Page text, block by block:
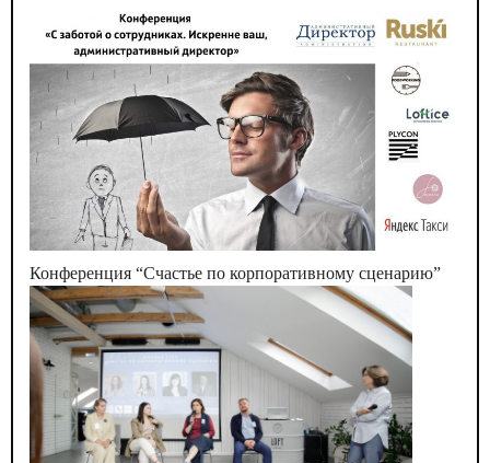
Конференция “Счастье по корпоративному сценарию”